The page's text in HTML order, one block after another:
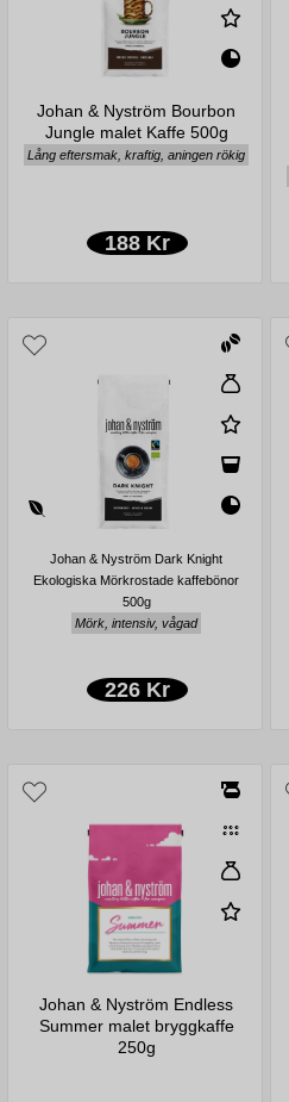
Johan & Nyström Bourbon
Jungle malet Kaffe 500g
Lång eftersmak, kraftig, aningen rökig
188 Kr
Johan & Nyström Dark Knight
Ekologiska Mörkrostade kaffebönor
500g
Mörk, intensiv, vågad
226 Kr
Johan & Nyström Endless
Summer malet bryggkaffe
250g